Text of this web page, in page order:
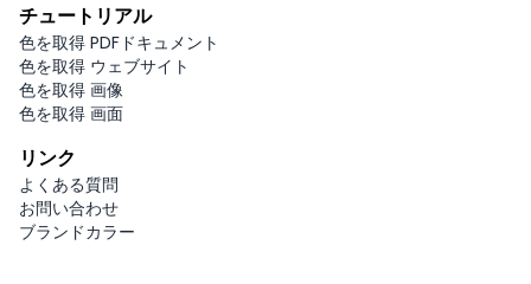
チュートリアル
色を取得 PDFドキュメント
色を取得 ウェブサイト
色を取得 画像
色を取得 画面
リンク
よくある質問
お問い合わせ
ブランドカラー